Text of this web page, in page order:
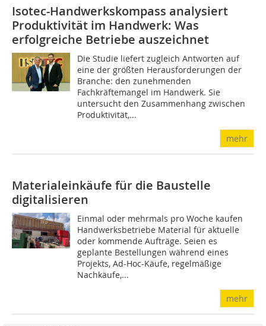
Isotec-Handwerkskompass analysiert
Produktivität im Handwerk: Was
erfolgreiche Betriebe auszeichnet
Die Studie liefert zugleich Antworten auf
eine der größten Herausforderungen der
Branche: den zunehmenden
Fachkräftemangel im Handwerk. Sie
untersucht den Zusammenhang zwischen
Produktivität,...
mehr
Materialeinkäufe für die Baustelle
digitalisieren
Einmal oder mehrmals pro Woche kaufen
Handwerksbetriebe Material für aktuelle
oder kommende Aufträge. Seien es
geplante Bestellungen während eines
Projekts, Ad-Hoc-Käufe, regelmäßige
Nachkäufe,...
mehr